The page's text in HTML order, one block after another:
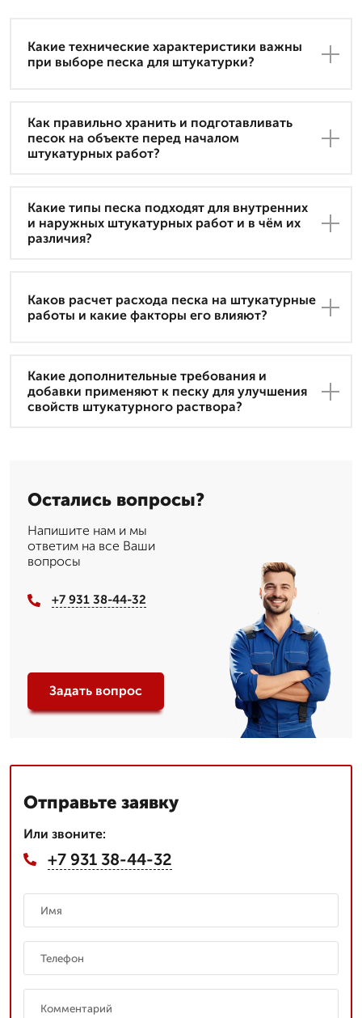
Какие технические характеристики важны
при выборе песка для штукатурки?
Как правильно хранить и подготавливать
песок на объекте перед началом
штукатурных работ?
Какие типы песка подходят для внутренних
и наружных штукатурных работ и в чём их
различия?
Каков расчет расхода песка на штукатурные
работы и какие факторы его влияют?
Какие дополнительные требования и
добавки применяют к песку для улучшения
свойств штукатурного раствора?
Остались вопросы?
Напишите нам и мы
ответим на все Ваши
вопросы
+7 931 38-44-32
Задать вопрос
Отправьте заявку
Или звоните:
+7 931 38-44-32